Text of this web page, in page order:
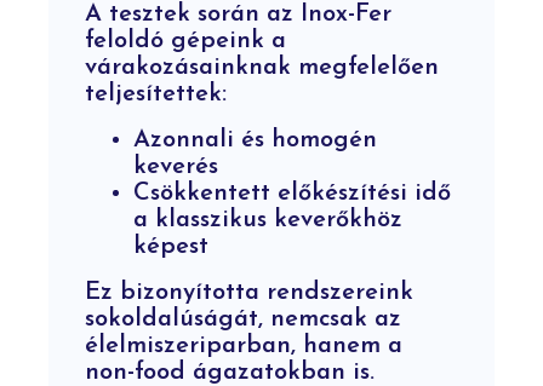
A tesztek során az Inox-Fer
feloldó gépeink a
várakozásainknak megfelelően
teljesítettek:
Azonnali és homogén
keverés
Csökkentett előkészítési idő
a klasszikus keverőkhöz
képest
Ez bizonyította rendszereink
sokoldalúságát, nemcsak az
élelmiszeriparban, hanem a
non-food ágazatokban is.